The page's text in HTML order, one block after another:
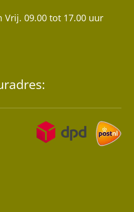
09.00 tot 17.00 uur